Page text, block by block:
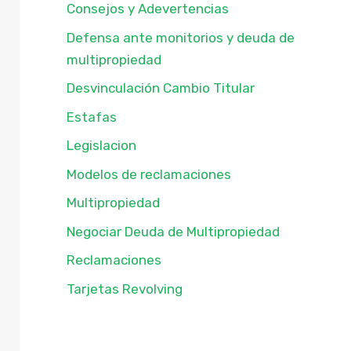
Consejos y Adevertencias
Defensa ante monitorios y deuda de
multipropiedad
Desvinculación Cambio Titular
Estafas
Legislacion
Modelos de reclamaciones
Multipropiedad
Negociar Deuda de Multipropiedad
Reclamaciones
Tarjetas Revolving